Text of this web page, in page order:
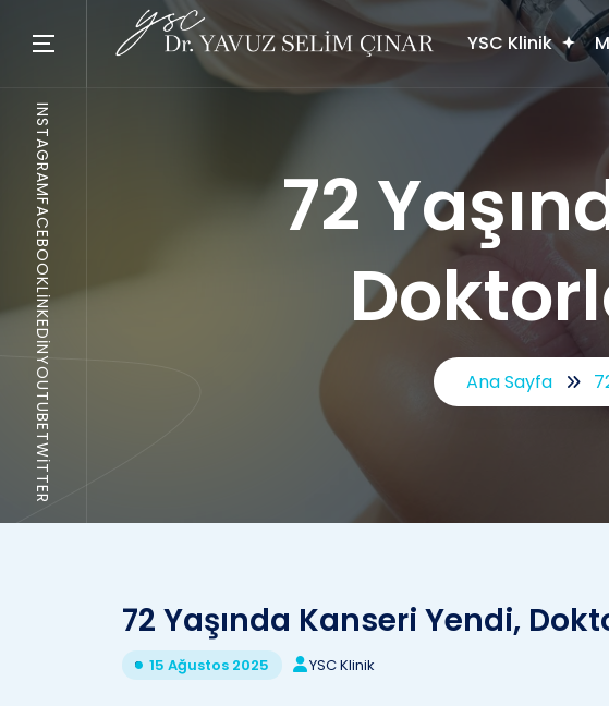
YSC Klinik
72
Ana Sayfa
INSTAGRAM
FACEBOOK
LINKEDIN
YOUTUBE
TWITTER
72 Yaşında Kanseri Yendi,
15 Ağustos 2025 YSC Klinik